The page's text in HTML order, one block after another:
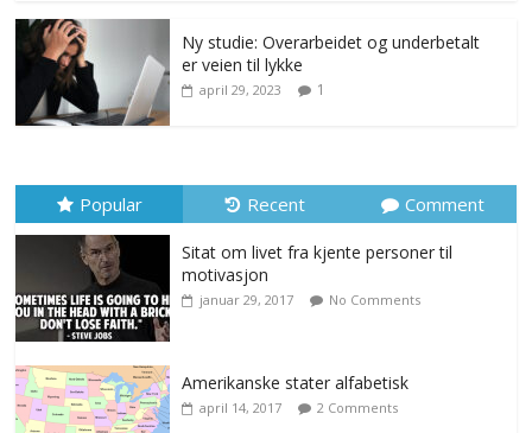
Ny studie: Overarbeidet og underbetalt
er veien til lykke
april 29, 2023 1
Popular Recent Comment
Sitat om livet fra kjente personer til
motivasjon
januar 29, 2017 No Comments
Amerikanske stater alfabetisk
april 14, 2017 2 Comments